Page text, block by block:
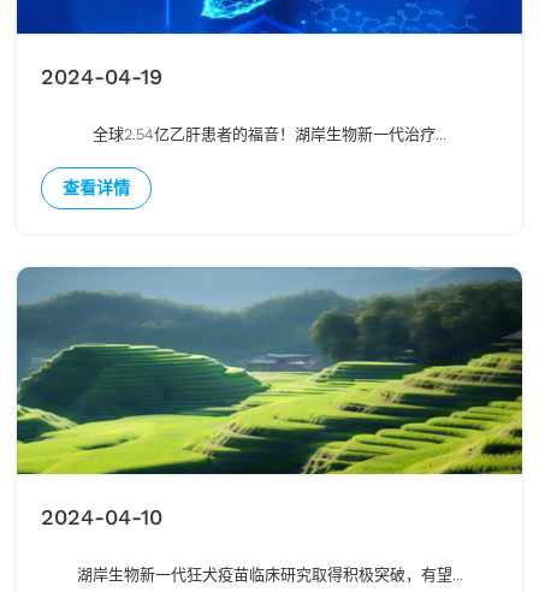
2024-04-19
全球2.54亿乙肝患者的福音！湖岸生物新一代治疗...
查看详情
2024-04-10
湖岸生物新一代狂犬疫苗临床研究取得积极突破，有望...